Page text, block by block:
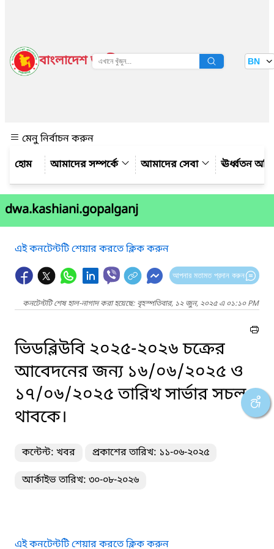
বাংলাদেশ জাতীয় তথ্য বাতায়ন BN
মেনু নির্বাচন করুন
আমাদের সম্পর্কে
আমাদের সেবা ঊর্ধ্বতন
dwa.kashiani.gopalganj
এই কনটেন্টটি শেয়ার করতে ক্লিক করুন
আপনার মতামত প্রদান করুন
কনটেন্টটি শেষ হাল-নাগাদ করা হয়েছে: বৃহস্পতিবার, ১২ জুন, ২০২৫ এ ০১:১০ PM
ভিডব্লিউবি ২০২৫-২০২৬ চক্রের
আবেদনের জন্য ১৬/০৬/২০২৫ ও
১৭/০৬/২০২৫ তারিখ সার্ভার সচল
থাবকে।
কন্টেন্ট: খবর প্রকাশের তারিখ: ১১-০৬-২০২৫
আর্কাইভ তারিখ: ৩০-০৮-২০২৬
এই কনটেন্টটি শেয়ার করতে ক্লিক করুন